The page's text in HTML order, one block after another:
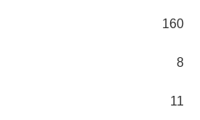
160
8
11